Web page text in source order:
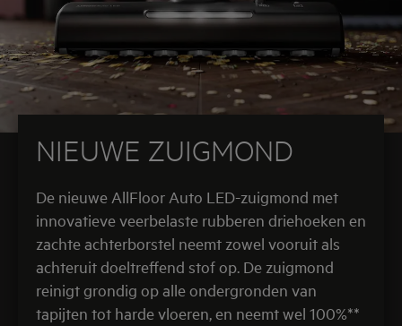
NIEUWE ZUIGMOND
De nieuwe AllFloor Auto LED-zuigmond met
innovatieve veerbelaste rubberen driehoeken en
zachte achterborstel neemt zowel vooruit als
achteruit doeltreffend stof op. De zuigmond
reinigt grondig op alle ondergronden van
tapijten tot harde vloeren, en neemt wel 100%**